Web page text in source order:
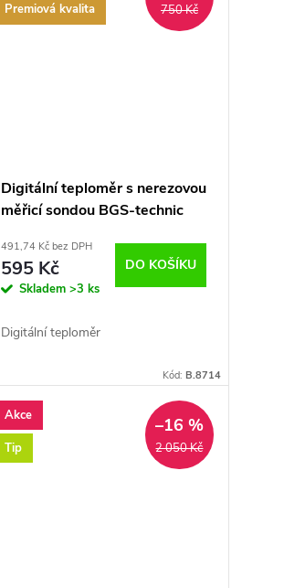
Premiová kvalita
750 Kč
Digitální teploměr s nerezovou
měřicí sondou BGS-technic
491,74 Kč bez DPH
595 Kč
Skladem >3 ks
DO KOŠÍKU
Digitální teploměr
Kód: B.8714
Akce
Tip
2 050 Kč
–16 %